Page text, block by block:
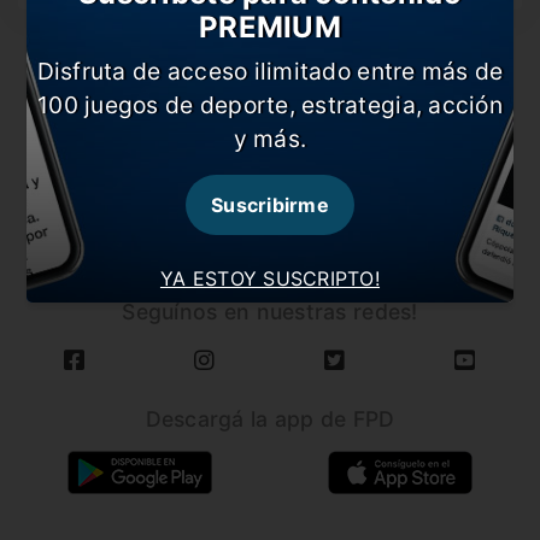
CARGAR MÁS NOTICIAS
Seguínos en nuestras redes!
YA ESTOY SUSCRIPTO!
PREMIUM
Disfruta de acceso ilimitado entre más de
100 juegos de deporte, estrategia, acción
y más.
Suscribirme